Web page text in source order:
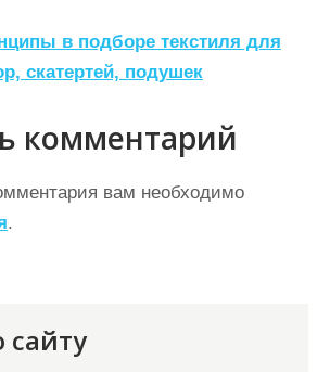
в подборе текстиля для
скатертей, подушек
комментарий
вам необходимо
.
сайту